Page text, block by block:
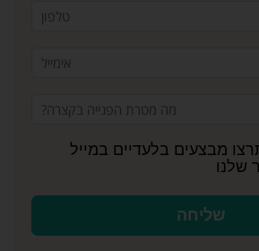
מבצעים בלעדיים במייל
שלנו
שליחה